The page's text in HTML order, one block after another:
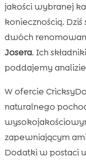
jakości wybranej
koniecznością.
dwóch
Josera. Ich
poddajemy
W ofercie
naturalnego
zapewniającym
Dodatki w postaci